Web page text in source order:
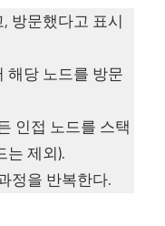
방문했다고 표시
해당 노드를 방문
인접 노드를 스택
는 제외).
정을 반복한다.